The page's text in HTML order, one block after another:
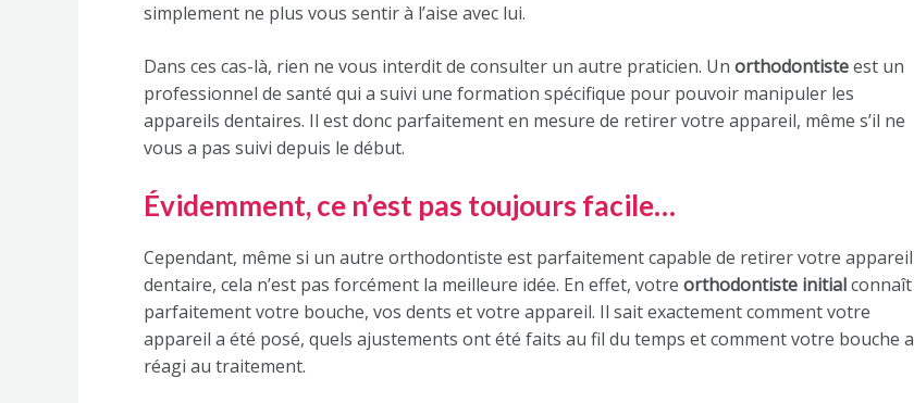
simplement ne plus vous sentir à l’aise avec lui.
Dans ces cas-là, rien ne vous interdit de consulter un autre praticien. Un orthodontisteest un
professionnel de santé qui a suivi une formation spécifique pour pouvoir manipuler les
appareils dentaires. Il est donc parfaitement en mesure de retirer votre appareil, même s’il ne
vous a pas suivi depuis le début.
Évidemment, ce n’est pas toujours facile…
Cependant, même si un autre orthodontiste est parfaitement capable de retirer votre appareil
dentaire, cela n’est pas forcément la meilleure idée. En effet, votre orthodontiste initialconnaît
parfaitement votre bouche, vos dents et votre appareil. Il sait exactement comment votre
appareil a été posé, quels ajustements ont été faits au fil du temps et comment votre bouche a
réagi au traitement.